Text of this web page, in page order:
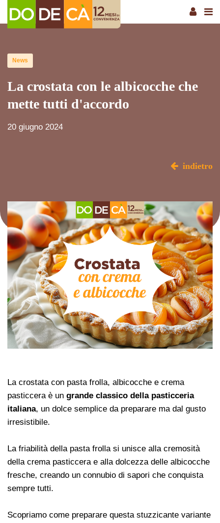
News
La crostata con le albicocche che
mette tutti d'accordo
20 giugno 2024
indietro
La crostata con pasta frolla, albicocche e crema
pasticcera è un grande classico della pasticceria
italiana, un dolce semplice da preparare ma dal gusto
irresistibile.
La friabilità della pasta frolla si unisce alla cremosità
della crema pasticcera e alla dolcezza delle albicocche
fresche, creando un connubio di sapori che conquista
sempre tutti.
Scopriamo come preparare questa stuzzicante variante